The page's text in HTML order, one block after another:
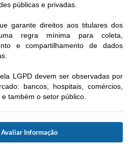
públicas e privadas.
garante direitos aos titulares dos
regra mínima para coleta,
e compartilhamento de dados
LGPD devem ser observadas por
bancos, hospitais, comércios,
também o setor público.
Avaliar Informação